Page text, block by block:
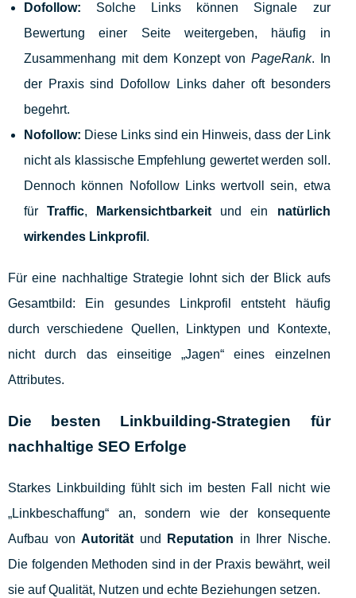
Dofollow: Solche Links können Signale zur
Bewertung einer Seite weitergeben, häufig in
Zusammenhang mit dem Konzept von PageRank. In
der Praxis sind Dofollow Links daher oft besonders
begehrt.
Nofollow: Diese Links sind ein Hinweis, dass der Link
nicht als klassische Empfehlung gewertet werden soll.
Dennoch können Nofollow Links wertvoll sein, etwa
fürTraffic, Markensichtbarkeit und ein natürlich
wirkendes Linkprofil .
Für eine nachhaltige Strategie lohnt sich der Blick aufs
Gesamtbild: Ein gesundes Linkprofil entsteht häufig
durch verschiedene Quellen, Linktypen und Kontexte,
nicht durch das einseitige „Jagen“ eines einzelnen
Attributes.
Die besten Linkbuilding-Strategien für
nachhaltige SEO Erfolge
Starkes Linkbuilding fühlt sich im besten Fall nicht wie
„Linkbeschaffung“ an, sondern wie der konsequente
Aufbau vonAutorität und Reputation in Ihrer Nische.
Die folgenden Methoden sind in der Praxis bewährt, weil
sie auf Qualität, Nutzen und echte Beziehungen setzen.